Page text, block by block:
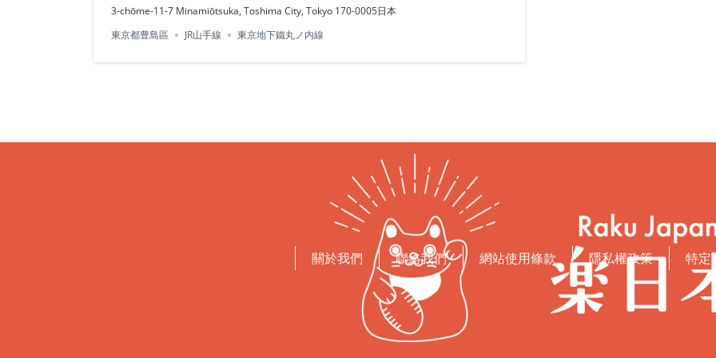
3-chōme-11-7 Minamiōtsuka, Toshima City, Tokyo 170-0005日本
東京都豊島區
JR山手線 東京地下鐵丸ノ内線
關於我們 聯絡我們 網站使用條款 隱私權政策 特定